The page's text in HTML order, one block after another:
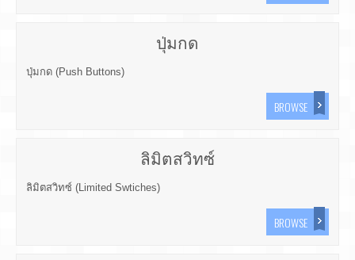
ปุ่มกด
ปุ่มกด (Push Buttons)
BROWSE
ลิมิตสวิทซ์
ลิมิตสวิทซ์ (Limited Swtiches)
BROWSE